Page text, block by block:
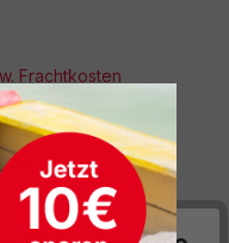
Frachtkosten
weiß Dekor